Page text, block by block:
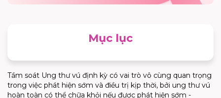
Mục lục
Tầm soát Ung thư vú định kỳ có vai trò vô cùng quan trọng
trong việc phát hiện sớm và điều trị kịp thời, bởi ung thư vú
hoàn toàn có thể chữa khỏi nếu được phát hiện sớm -